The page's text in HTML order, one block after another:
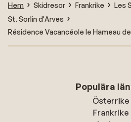
Hem Skidresor Frankrike
Les
St. Sorlin d'Arves
Résidence Vacancéole le Hameau
Populära
Österrike
Frankrike